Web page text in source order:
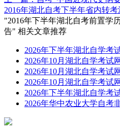
2016年湖北自考下半年省内转考
"2016年下半年湖北自考前置学
告" 相关文章推荐
2026年下半年湖北自学考
2026年10月湖北自学考试
2026年10月湖北自学考试
2026年10月湖北自学考试
2026年下半年湖北自学考
2026年华中农业大学自考